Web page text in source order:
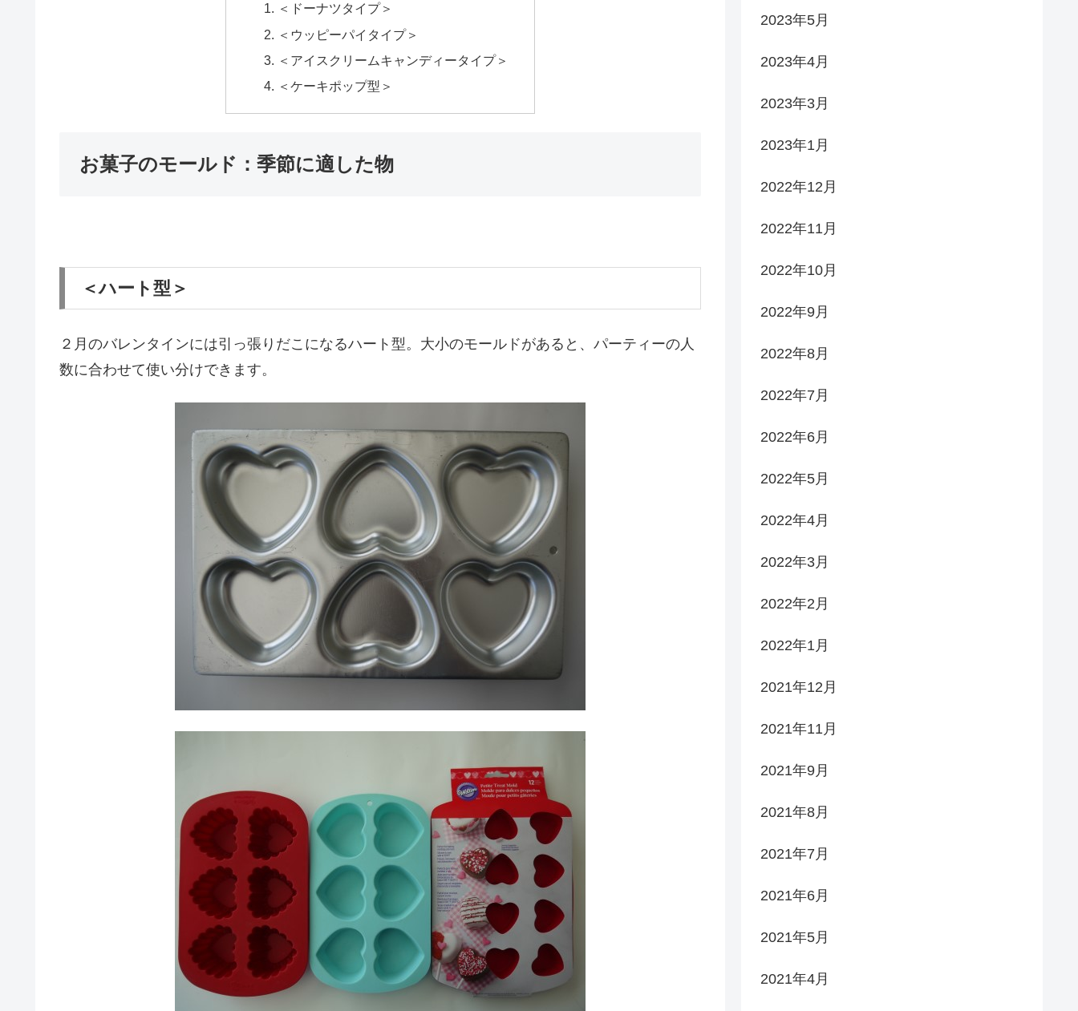
＜ドーナツタイプ＞
＜ウッピーパイタイプ＞
＜アイスクリームキャンディータイプ＞
＜ケーキポップ型＞
お菓子のモールド：季節に適した物
＜ハート型＞
２月のバレンタインには引っ張りだこになるハート型。大小のモールドがあると、パーティーの人
数に合わせて使い分けできます。
2023年5月
2023年4月
2023年3月
2023年1月
2022年12月
2022年11月
2022年10月
2022年9月
2022年8月
2022年7月
2022年6月
2022年5月
2022年4月
2022年3月
2022年2月
2022年1月
2021年12月
2021年11月
2021年9月
2021年8月
2021年7月
2021年6月
2021年5月
2021年4月